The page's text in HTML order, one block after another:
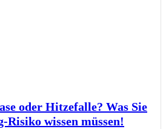
oder Hitzefalle? Was Sie
Risiko wissen müssen!